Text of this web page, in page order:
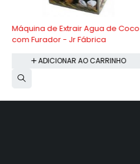
-9%
Máquina de Extrair Agua de Coco
com Furador - Jr Fábrica
ADICIONAR AO CARRINHO